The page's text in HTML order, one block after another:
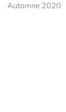
Automne 2020